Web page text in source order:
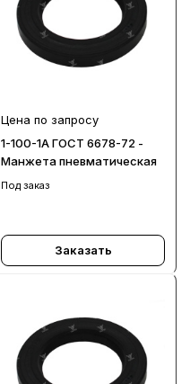
Цена по запросу
1-100-1А ГОСТ 6678-72 -
Манжета пневматическая
Под заказ
Заказать